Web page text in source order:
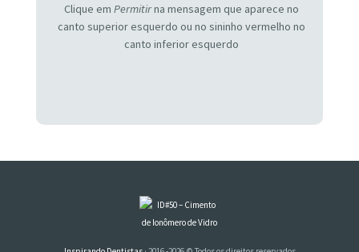
Clique em Permitirna mensagem que aparece no
canto superior esquerdo ou no sininho vermelho no
canto inferior esquerdo